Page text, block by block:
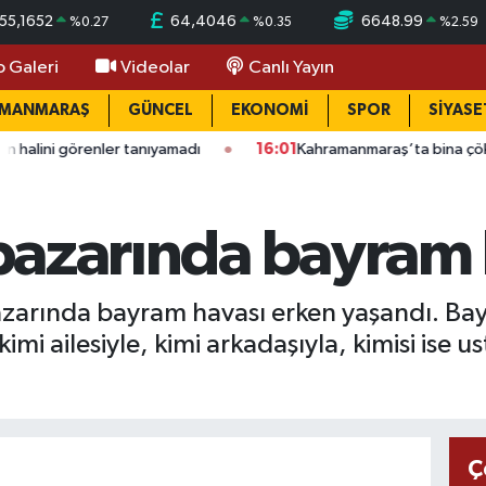
55,1652 %0.27 64,4046 %0.35 6648.99 %2.59
Galeri Videolar Canlı Yayın
GÜNCEL EKONOMİ SPOR
16:01Kahramanmaraş’ta bina çöktü: Mahallede
bayram
bayram havası erken yaşandı.
ailesiyle, kimi arkadaşıyla, kimisi ise